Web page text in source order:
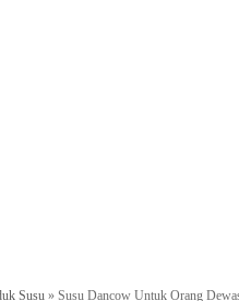
Susu » Susu Dancow Untuk Orang